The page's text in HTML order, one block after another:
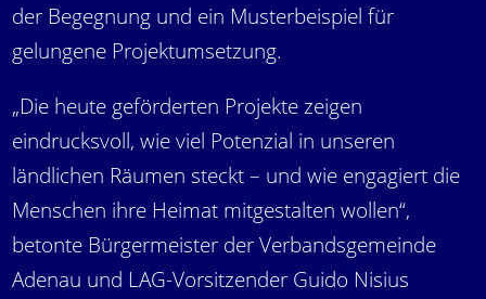
der Begegnung und ein Musterbeispiel für
gelungene Projektumsetzung.
„Die heute geförderten Projekte zeigen
eindrucksvoll, wie viel Potenzial in unseren
ländlichen Räumen steckt – und wie engagiert die
Menschen ihre Heimat mitgestalten wollen“,
betonte Bürgermeister der Verbandsgemeinde
Adenau und LAG-Vorsitzender Guido Nisius